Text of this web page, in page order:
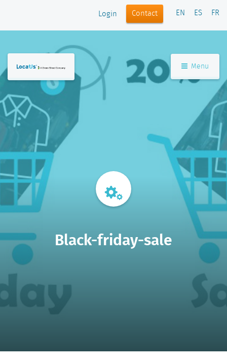
Login Contact EN ES FR
Menu
Black-friday-sale